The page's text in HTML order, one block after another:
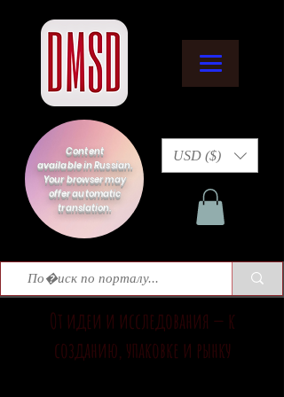
Content
available in Russian.
Your browser may
offer automatic
translation.
USD ($)
От идеи и исследования — к
созданию, упаковке и рынку